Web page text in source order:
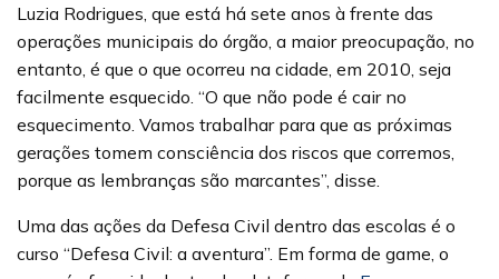
Luzia Rodrigues, que está há sete anos à frente das
operações municipais do órgão, a maior preocupação, no
entanto, é que o que ocorreu na cidade, em 2010, seja
facilmente esquecido. “O que não pode é cair no
esquecimento. Vamos trabalhar para que as próximas
gerações tomem consciência dos riscos que corremos,
porque as lembranças são marcantes”, disse.
Uma das ações da Defesa Civil dentro das escolas é o
curso “Defesa Civil: a aventura”. Em forma de game, o